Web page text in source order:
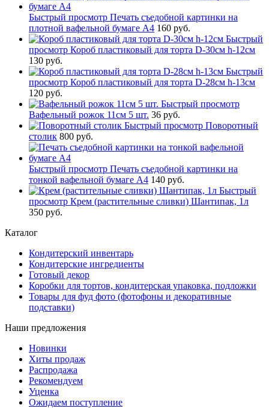
Быстрый просмотр Печать съедобной картинки на
плотной вафельной бумаге А4 160 руб.
Быстрый
просмотр Короб пластиковый для торта D-30см h-12см
130 руб.
Быстрый
просмотр Короб пластиковый для торта D-28см h-13см
120 руб.
Быстрый просмотр
Вафельный рожок 11см 5 шт. 36 руб.
Быстрый просмотр Поворотный
столик 800 руб.
Быстрый просмотр Печать съедобной картинки на
тонкой вафельной бумаге А4 140 руб.
Быстрый
просмотр Крем (растительные сливки) Шантипак, 1л
350 руб.
Каталог
Кондитерский инвентарь
Кондитерские ингредиенты
Готовый декор
Коробки для тортов, кондитерская упаковка, подложки
Товары для фуд фото (фотофоны и декоративные
подставки)
Наши предложения
Новинки
Хиты продаж
Распродажа
Рекомендуем
Уценка
Ожидаем поступление